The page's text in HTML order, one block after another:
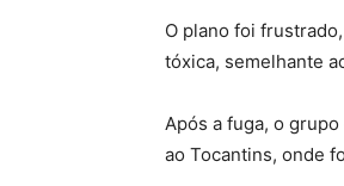
O plano foi
tóxica, semelhante
Após a fuga, o
ao Tocantins, onde